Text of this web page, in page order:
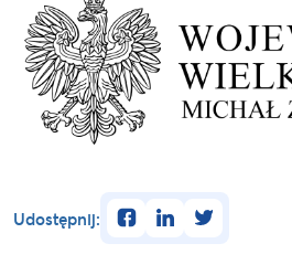
Udostępnij: facebooklinkedintwitter